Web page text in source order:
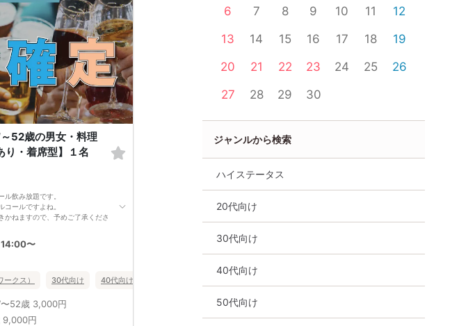
52歳の男女・料理
・着席型】１名
飲み放題です。
ールですよね。
かねますので、予めご了承くださ
達作りにも最適です。
ます。
カケもバッチリ★
まして」から会話を楽しみましょ
〜
クス） 30代向け 40代向け
52歳 3,000円
9,000円
6
7 8 9 10 11
12
13
14 15 16 17 18
19
20
21 22 23 24 25
26
27
28 29 30
ジャンルから検索
ハイステータス
20代向け
30代向け
40代向け
50代向け